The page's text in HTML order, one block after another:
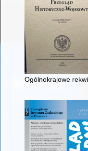
Ogólnokrajowe